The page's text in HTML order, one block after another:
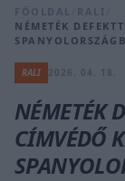
FŐOLDAL RALI
NÉMETÉK
RALI
NÉMETÉK
CÍMVÉDŐ